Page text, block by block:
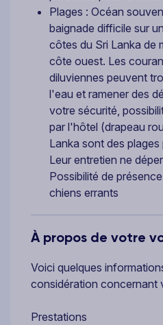
Plages : Océan
baignade difficile sur
côtes du Sri Lanka de
côte ouest. Les
diluviennes peuvent
l'eau et ramener des
votre sécurité,
par l'hôtel (drapeau
Lanka sont des
Leur entretien ne
Possibilité de
chiens errants
À propos de votre
Voici quelques
considération concernant
Prestations